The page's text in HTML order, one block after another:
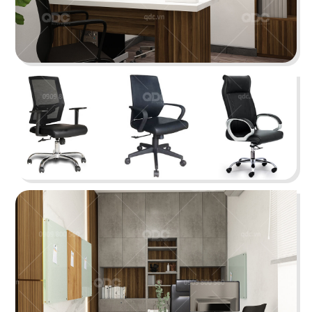
Juice Bar Bar
29
ICE CREAM
30
YUMMY CHICKEN
Thức ăn nhanh
BREAKING DAWN
Nhà hàng Hàn
32
SUNSHINE BOUTIQUE
Nhà hàng - Showroom